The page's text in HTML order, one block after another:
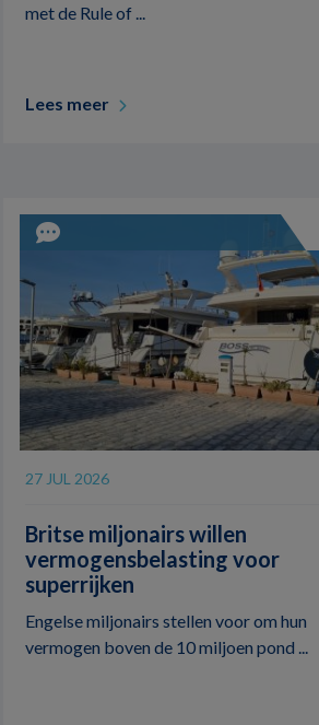
met de Rule of ...
Lees meer
27 JUL 2026
Britse miljonairs willen
vermogensbelasting voor
superrijken
Engelse miljonairs stellen voor om hun
vermogen boven de 10 miljoen pond ...